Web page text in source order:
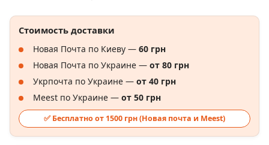
Стоимость доставки
Новая Почта по Киеву — 60 грн
Новая Почта по Украине — от 80 грн
Укрпочта по Украине — от 40 грн
Meest по Украине — от 50 грн
✅ Бесплатно от 1500 грн (Новая почта и Meest)